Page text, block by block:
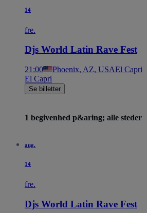
14
fre.
Djs World Latin Rave Fest
21:00 Phoenix, AZ, USAEl Capri
El Capri
Se billetter
1 begivenhed p&aring; alle steder
aug.
14
fre.
Djs World Latin Rave Fest